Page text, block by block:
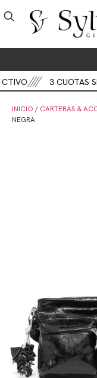
3 CUOTAS
INICIO / CARTERAS &
NEGRA